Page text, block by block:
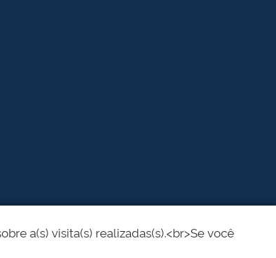
a(s) visita(s) realizadas(s).<br>Se você